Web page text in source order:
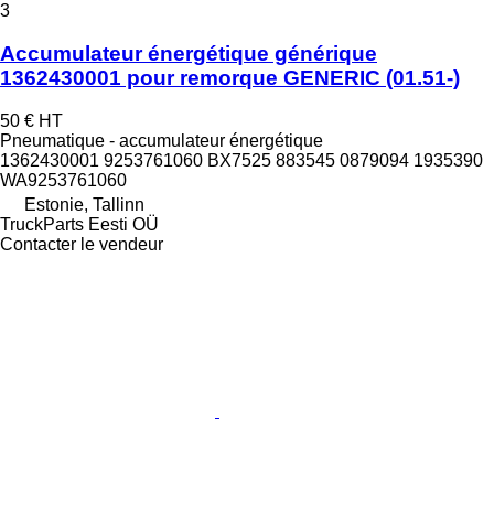
3
Accumulateur énergétique générique
1362430001 pour remorque GENERIC (01.51-)
50 € HT
Pneumatique - accumulateur énergétique
1362430001 9253761060 BX7525 883545 0879094 1935390
WA9253761060
Estonie, Tallinn
TruckParts Eesti OÜ
Contacter le vendeur